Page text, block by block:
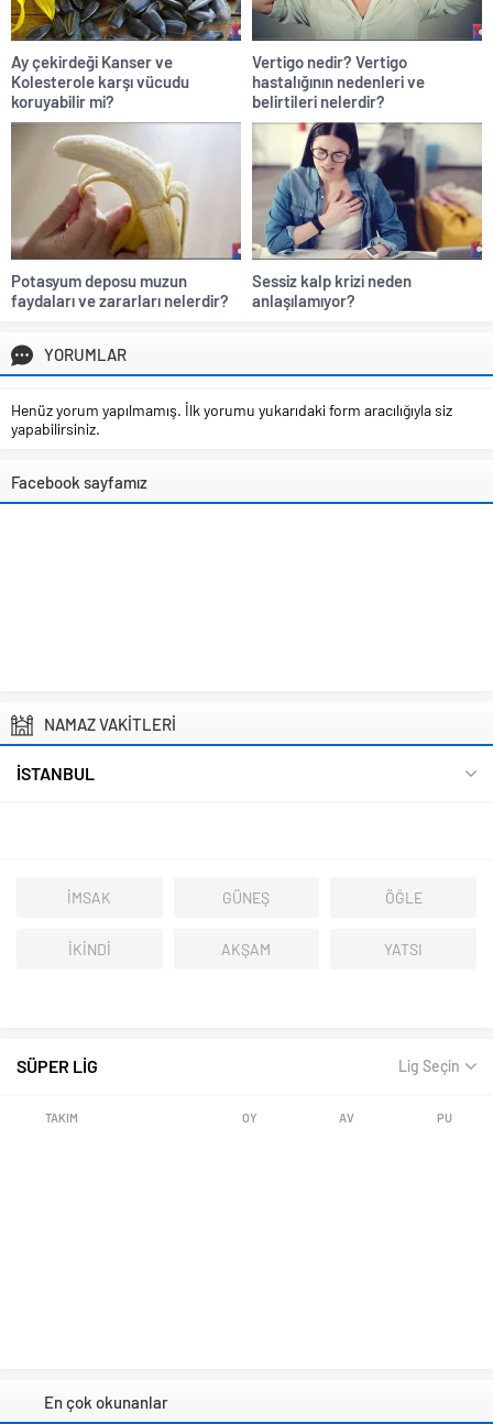
Ay çekirdeği Kanser ve
Kolesterole karşı vücudu
koruyabilir mi?
Vertigo nedir? Vertigo
hastalığının nedenleri ve
belirtileri nelerdir?
Potasyum deposu muzun
faydaları ve zararları nelerdir?
Sessiz kalp krizi neden
anlaşılamıyor?
YORUMLAR
Henüz yorum yapılmamış. İlk yorumu yukarıdaki form aracılığıyla siz
yapabilirsiniz.
Facebook sayfamız
NAMAZ VAKİTLERİ
İSTANBUL
İMSAK GÜNEŞ ÖĞLE
İKİNDİ AKŞAM YATSI
Lig Seçin
SÜPER LİG
TAKIM OY AV PU
En çok okunanlar